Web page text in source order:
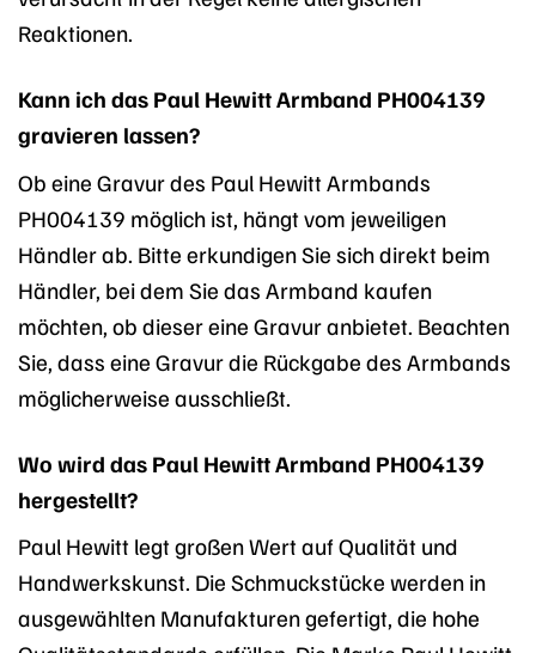
Reaktionen.
Kann ich das Paul Hewitt Armband PH004139
gravieren lassen?
Ob eine Gravur des Paul Hewitt Armbands
PH004139 möglich ist, hängt vom jeweiligen
Händler ab. Bitte erkundigen Sie sich direkt beim
Händler, bei dem Sie das Armband kaufen
möchten, ob dieser eine Gravur anbietet. Beachten
Sie, dass eine Gravur die Rückgabe des Armbands
möglicherweise ausschließt.
Wo wird das Paul Hewitt Armband PH004139
hergestellt?
Paul Hewitt legt großen Wert auf Qualität und
Handwerkskunst. Die Schmuckstücke werden in
ausgewählten Manufakturen gefertigt, die hohe